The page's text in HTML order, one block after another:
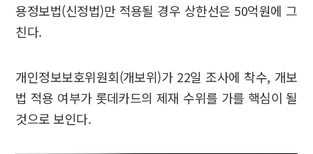
용정보법(신정법)만 적용될 경우 상한선은 50억원에 그
친다.
개인정보보호위원회(개보위)가 22일 조사에 착수, 개보
법 적용 여부가 롯데카드의 제재 수위를 가를 핵심이 될
것으로 보인다.